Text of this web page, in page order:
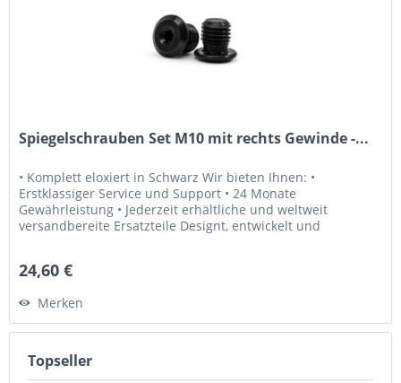
Spiegelschrauben Set M10 mit rechts Gewinde -...
• Komplett eloxiert in Schwarz Wir bieten Ihnen: •
Erstklassiger Service und Support • 24 Monate
Gewährleistung • Jederzeit erhältliche und weltweit
versandbereite Ersatzteile Designt, entwickelt und
24,60 €
Merken
Topseller